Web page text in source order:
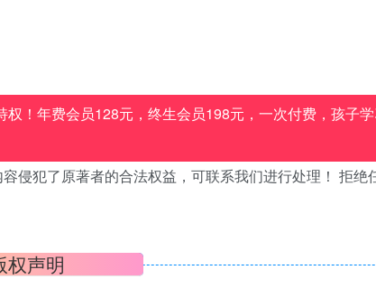
！年费会员128元，终生会员198元，一次付费，孩子
侵犯了原著者的合法权益，可联系我们进行处理！ 拒绝
权声明